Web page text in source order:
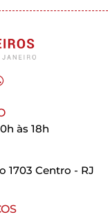
às 18h
1703 Centro - RJ